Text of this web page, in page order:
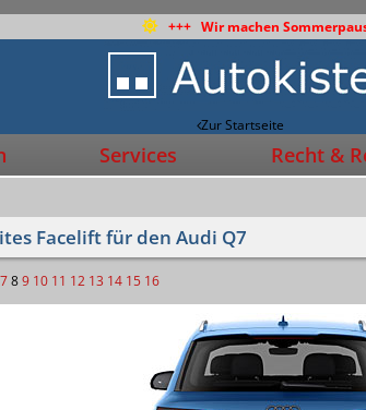
+++ Wir machen
Zur Startseite
Services Recht &
Facelift für den Audi Q7
789 10 11 12 13 14 15 16